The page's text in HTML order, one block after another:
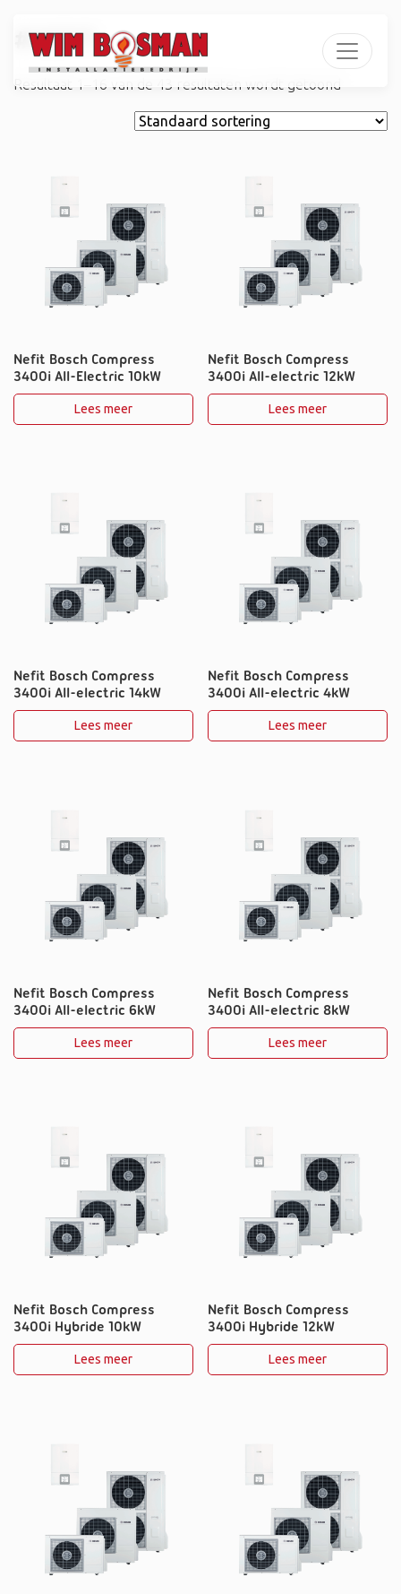
#NEFIT
Resultaat 1–16 van de 43 resultaten wordt getoond
Nefit Bosch Compress
3400i All-Electric 10kW
Lees meer
Nefit Bosch Compress
3400i All-electric 12kW
Lees meer
Nefit Bosch Compress
3400i All-electric 14kW
Lees meer
Nefit Bosch Compress
3400i All-electric 4kW
Lees meer
Nefit Bosch Compress
3400i All-electric 6kW
Lees meer
Nefit Bosch Compress
3400i All-electric 8kW
Lees meer
Nefit Bosch Compress
3400i Hybride 10kW
Lees meer
Nefit Bosch Compress
3400i Hybride 12kW
Lees meer